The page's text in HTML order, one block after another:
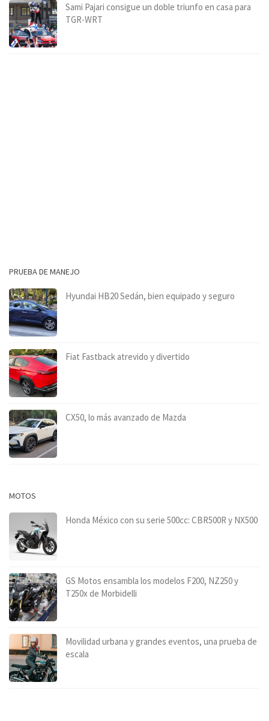
Sami Pajari consigue un doble triunfo en casa para
TGR-WRT
PRUEBA DE MANEJO
Hyundai HB20 Sedán, bien equipado y seguro
Fiat Fastback atrevido y divertido
CX50, lo más avanzado de Mazda
MOTOS
Honda México con su serie 500cc: CBR500R y NX500
GS Motos ensambla los modelos F200, NZ250 y
T250x de Morbidelli
Movilidad urbana y grandes eventos, una prueba de
escala